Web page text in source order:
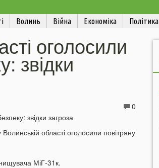
Волинь Війна Економіка Політика
оголосили
звідки
0
області оголосили повітряну
МіГ-31к.